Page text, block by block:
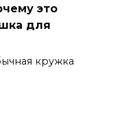
это
для
кружка